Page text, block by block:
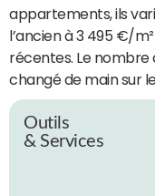
appartements, ils
l’ancien à 3 495 €/
récentes. Le
changé de main sur
Outils
& Services